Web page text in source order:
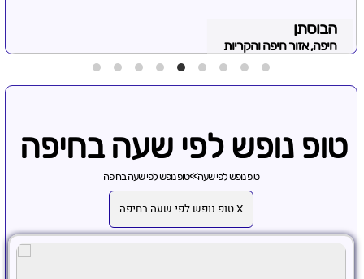
הבוסתן
חיפה, אזור חיפה והקריות
טופ נופש לפי שעה בחיפה
טופ נופש לפי שעה>>טופ נופש לפי שעה בחיפה
X טופ נופש לפי שעה בחיפה